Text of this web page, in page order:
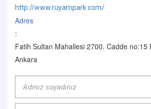
http://www.ruyampark.com/
Adres
:
Fatih Sultan Mahallesi 2700. Cadde no:15
Ankara